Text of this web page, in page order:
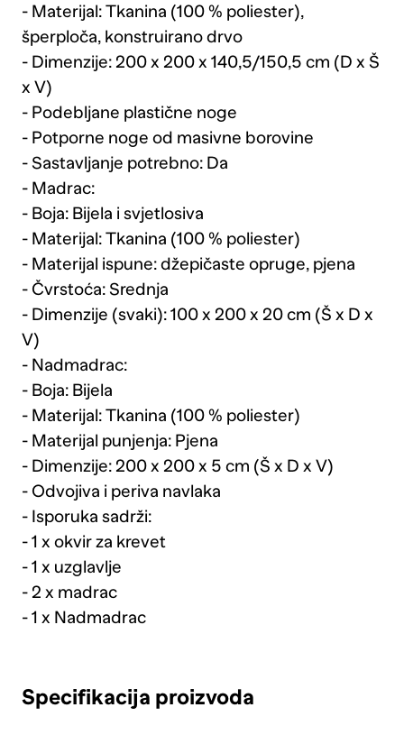
- Materijal: Tkanina (100 % poliester),
šperploča, konstruirano drvo
- Dimenzije: 200 x 200 x 140,5/150,5 cm (D x Š
x V)
- Podebljane plastične noge
- Potporne noge od masivne borovine
- Sastavljanje potrebno: Da
- Madrac:
- Boja: Bijela i svjetlosiva
- Materijal: Tkanina (100 % poliester)
- Materijal ispune: džepičaste opruge, pjena
- Čvrstoća: Srednja
- Dimenzije (svaki): 100 x 200 x 20 cm (Š x D x
V)
- Nadmadrac:
- Boja: Bijela
- Materijal: Tkanina (100 % poliester)
- Materijal punjenja: Pjena
- Dimenzije: 200 x 200 x 5 cm (Š x D x V)
- Odvojiva i periva navlaka
- Isporuka sadrži:
- 1 x okvir za krevet
- 1 x uzglavlje
- 2 x madrac
- 1 x Nadmadrac
Specifikacija proizvoda